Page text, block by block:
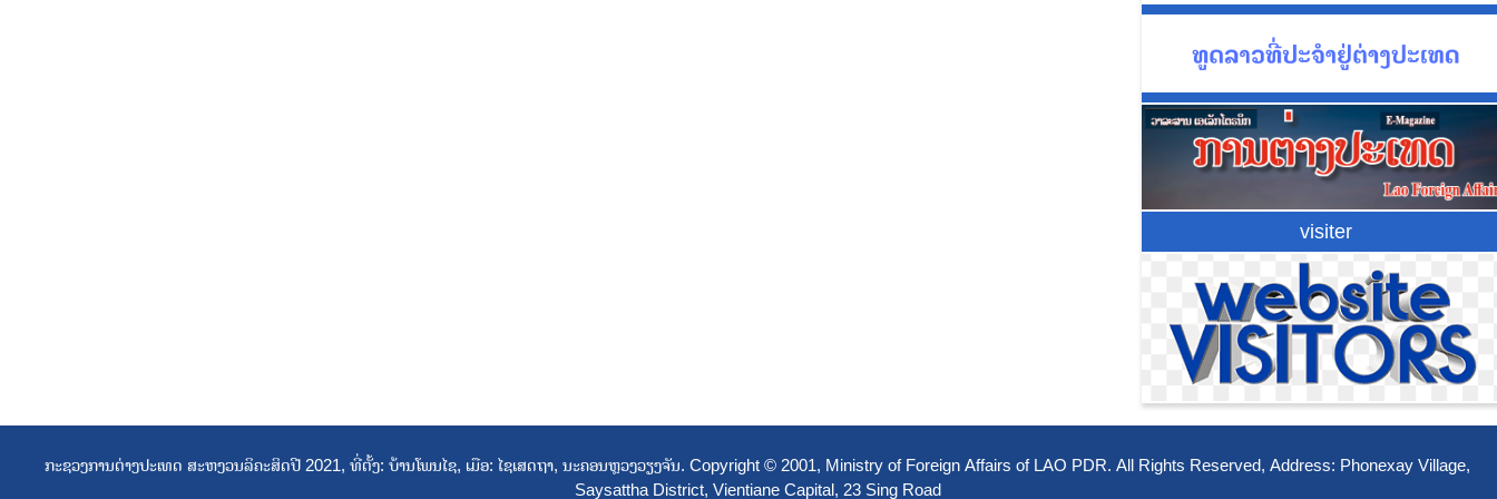
visiter
ກະຊວງການຕ່າງປະເທດ ສະຫງວນລິຄະສິດປີ 2021, ທີ່ຕັ້ງ: ບ້ານໂພນໄຊ, ເມືອ: ໄຊເສດຖາ, ນະຄອນຫຼວງວຽງຈັນ. Copyright © 2001, Ministry of Foreign Affairs of LAO PDR. All Rights Reserved, Address: Phonexay Village,
Saysattha District, Vientiane Capital, 23 Sing Road